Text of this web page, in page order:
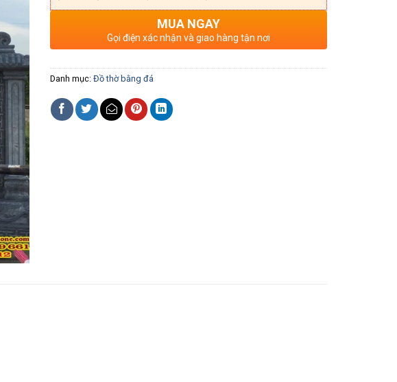
MUA NGAY
Gọi điện xác nhận và giao hàng tận nơi
Danh mục: Đồ thờ bằng đá